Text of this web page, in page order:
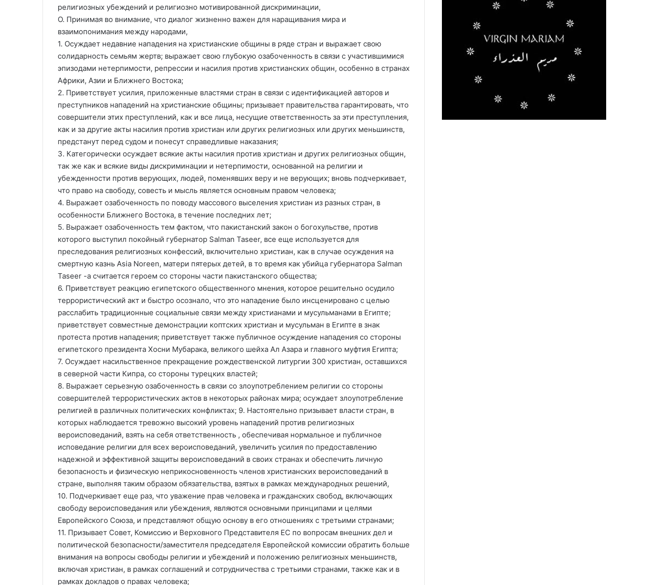
религиозных убеждений и религиозно мотивированной дискриминации,
О. Принимая во внимание, что диалог жизненно важен для наращивания мира и
взаимопонимания между народами,
1. Осуждает недавние нападения на христианские общины в ряде стран и выражает свою
солидарность семьям жертв; выражает свою глубокую озабоченность в связи с участившимися
эпизодами нетерпимости, репрессии и насилия против христианских общин, особенно в странах
Африки, Азии и Ближнего Востока;
2. Приветствует усилия, приложенные властями стран в связи с идентификацией авторов и
преступников нападений на христианские общины; призывает правительства гарантировать, что
совершители этих преступлений, как и все лица, несущие ответственность за эти преступления,
как и за другие акты насилия против христиан или других религиозных или других меньшинств,
предстанут перед судом и понесут справедливые наказания;
3. Категорически осуждает всякие акты насилия против христиан и других религиозных общин,
так же как и всякие виды дискриминации и нетерпимости, основанной на религии и
убежденности против верующих, людей, поменявших веру и не верующих; вновь подчеркивает,
что право на свободу, совесть и мысль является основным правом человека;
4. Выражает озабоченность по поводу массового выселения христиан из разных стран, в
особенности Ближнего Востока, в течение последних лет;
5. Выражает озабоченность тем фактом, что пакистанский закон о богохульстве, против
которого выступил покойный губернатор Salman Taseer, все еще используется для
преследования религиозных конфессий, включительно христиан, как в случае осуждения на
смертную казнь Asia Noreen, матери пятерых детей, в то время как убийца губернатора Salman
Taseer -а считается героем со стороны части пакистанского общества;
6. Приветствует реакцию египетского общественного мнения, которое решительно осудило
террористический акт и быстро осознало, что это нападение было инсценировано с целью
расслабить традиционные социальные связи между христианами и мусульманами в Египте;
приветствует совместные демонстрации коптских христиан и мусульман в Египте в знак
протеста против нападения; приветствует также публичное осуждение нападения со стороны
египетского президента Хосни Мубарака, великого шейха Ал Азара и главного муфтия Египта;
7. Осуждает насильственное прекращение рождественской литургии 300 христиан, оставшихся
в северной части Кипра, со стороны турецких властей;
8. Выражает серьезную озабоченность в связи со злоупотреблением религии со стороны
совершителей террористических актов в некоторых районах мира; осуждает злоупотребление
религией в различных политических конфликтах; 9. Настоятельно призывает власти стран, в
которых наблюдается тревожно высокий уровень нападений против религиозных
вероисповеданий, взять на себя ответственность , обеспечивая нормальное и публичное
исповедание религии для всех вероисповеданий, увеличить усилия по предоставлению
надежной и эффективной защиты вероисповеданий в своих странах и обеспечить личную
безопасность и физическую неприкосновенность членов христианских вероисповеданий в
стране, выполняя таким образом обязательства, взятых в рамках международных решений,
10. Подчеркивает еще раз, что уважение прав человека и гражданских свобод, включающих
свободу вероисповедания или убеждения, являются основными принципами и целями
Европейского Союза, и представляют общую основу в его отношениях с третьими странами;
11. Призывает Совет, Комиссию и Верховного Представителя ЕС по вопросам внешних дел и
политической безопасности/заместителя председателя Европейской комиссии обратить больше
внимания на вопросы свободы религии и убеждений и положению религиозных меньшинств,
включая христиан, в рамках соглашений и сотрудничества с третьими странами, также как и в
рамках докладов о правах человека;